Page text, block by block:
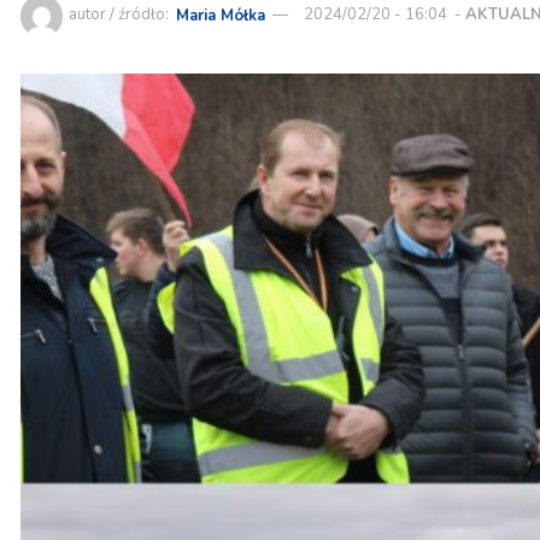
autor / źródło: Maria Mółka 2024/02/20 - 16:04 -